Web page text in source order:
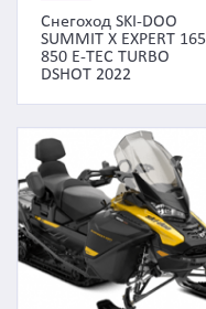
Снегоход SKI-DOO
SUMMIT X EXPERT 165
850 E-TEC TURBO
DSHOT 2022